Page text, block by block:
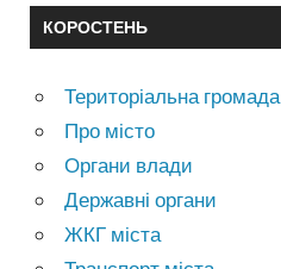
КОРОСТЕНЬ
Територіальна громада
Про місто
Органи влади
Державні органи
ЖКГ міста